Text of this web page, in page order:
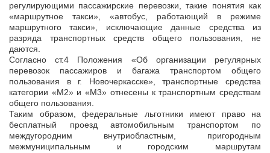
регулирующими пассажирские перевозки, такие понятия как
«маршрутное такси», «автобус, работающий в режиме
маршрутного такси», исключающие данные средства из
разряда транспортных средств общего пользования, не
даются.
Согласно ст.4 Положения «Об организации регулярных
перевозок пассажиров и багажа транспортом общего
пользования в г. Новочеркасске», транспортные средства
категории «М2» и «М3» отнесены к транспортным средствам
общего пользования.
Таким образом, федеральные льготники имеют право на
бесплатный проезд автомобильным транспортом по
междугородним внутриобластным, пригородным
межмуниципальным и городским маршрутам